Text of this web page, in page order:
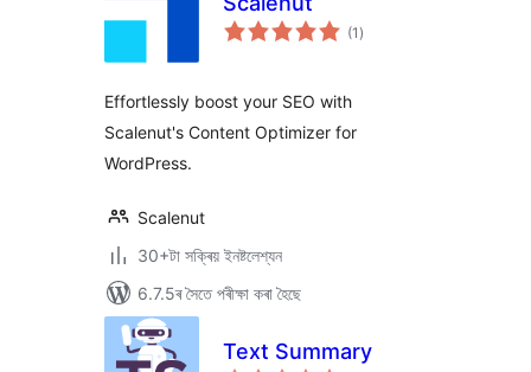
(1 টা
মুঠ)
Effortlessly boost your SEO with
Scalenut's Content Optimizer for
WordPress.
Scalenut
30+টা সক্ৰিয় ইনষ্টলেশ্যন
6.7.5ৰ সৈতে পৰীক্ষা কৰা হৈছে
Text Summary